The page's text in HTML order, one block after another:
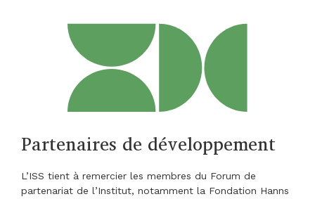
Partenaires de développement
L’ISS tient à remercier les membres du Forum de
partenariat de l’Institut, notamment la Fondation Hanns